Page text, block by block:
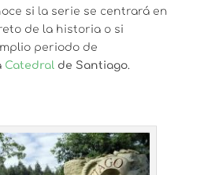
si la serie se centrará en
de la historia o si
periodo de
Catedralde Santiago.